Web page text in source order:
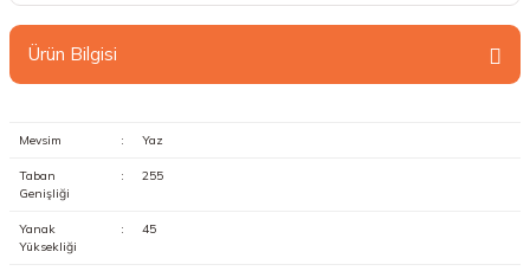
Ürün Bilgisi
Mevsim : Yaz
Taban
Genişliği
: 255
Yanak
Yüksekliği
: 45